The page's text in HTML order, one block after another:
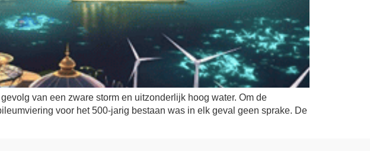
van een zware storm en uitzonderlijk hoog water. Om de
voor het 500-jarig bestaan was in elk geval geen sprake. De